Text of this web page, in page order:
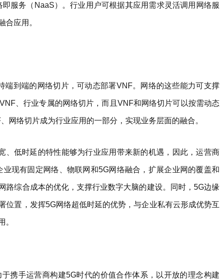
服务（NaaS）。行业用户可根据其应用需求灵活调用网络服
合应用。
到端的网络切片，可动态部署VNF。网络的这些能力可支撑
、行业专属的网络切片，而且VNF和网络切片可以按需动态
网络切片成为行业应用的一部分，实现业务层面的融合。
、低时延的特性能够为行业应用带来新的机遇，因此，运营商
现有固定网络、物联网和5G网络融合，扩展企业网的覆盖和
路综合成本的优化，支撑行业数字大脑的建设。同时，5G边缘
位置，发挥5G网络超低时延的优势，与企业私有云形成优势互
。
携手运营商构建5G时代的价值合作体系，以开放的理念构建